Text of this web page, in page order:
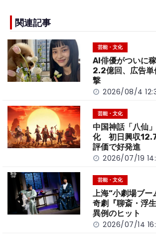
e
b
o
o
k
n
k
関連記事
芸能・文化
AI俳優がついに
2.2億回、広告
撃
2026/08/4
芸能・文化
中国神話「八仙
化 初日興収
評価で好発進
2026/07/19
芸能・文化
上海“小劇場ブ
奇劇『聊斎・浮
異例のヒット
2026/07/14